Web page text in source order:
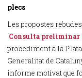
plecs.
Les propostes
‘Consulta preliminar
procediment a la
Generalitat de
informe motivat que